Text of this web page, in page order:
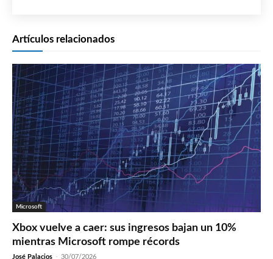
Artículos relacionados
Microsoft
Xbox vuelve a caer: sus ingresos bajan un 10%
mientras Microsoft rompe récords
José Palacios - 30/07/2026